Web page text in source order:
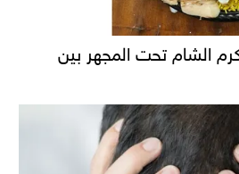
الشام تحت المجهر بين